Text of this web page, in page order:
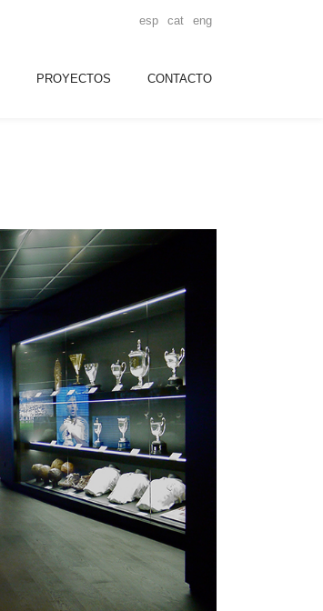
esp cat eng
PROYECTOS CONTACTO